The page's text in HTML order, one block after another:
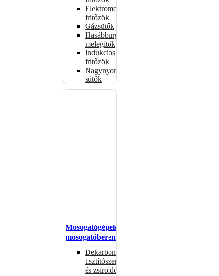
Elektromos
fritőzök
Gázsütők
Hasábburgonya
melegítők
Indukciós
fritőzök
Nagynyomású
sütők
Mosogatógépek,
mosogatóberendezések
Dekarbonizáló
tisztítószerek
és zsíroldók